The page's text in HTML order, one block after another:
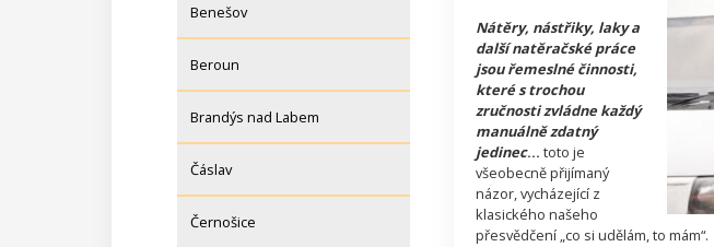
Benešov
Beroun
Brandýs nad Labem
Čáslav
Černošice
Nátěry, nástřiky, laky a
další natěračské práce
jsou řemeslné činnosti,
které s trochou
zručnosti zvládne každý
manuálně zdatný
jedinec… toto je
všeobecně přijímaný
názor, vycházející z
klasického našeho
přesvědčení „co si udělám, to mám“.